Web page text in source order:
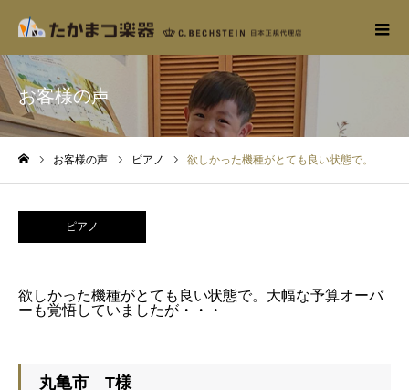
お客様の声
お客様の声 ピアノ 欲しかった機種がとても良い状態で。大幅な予算オーバーも覚悟していましたが・・・
ピアノ
欲しかった機種がとても良い状態で。大幅な予算オーバ
ーも覚悟していましたが・・・
丸亀市 T様